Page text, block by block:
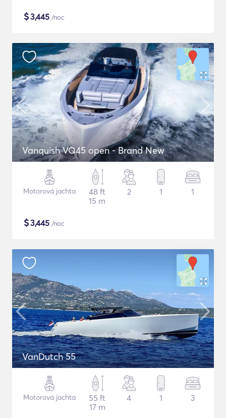
$3,445 /noc
Vanquish VQ45 open - Brand New
Motorová jachta
48 ft
15 m
2 1 1
$3,445 /noc
VanDutch 55
Motorová jachta
55 ft
17 m
4 1 3